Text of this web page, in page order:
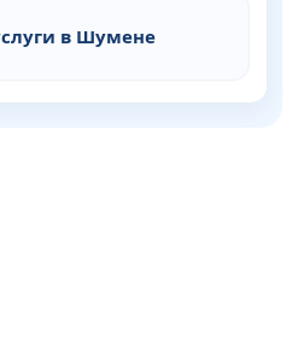
в Шумене